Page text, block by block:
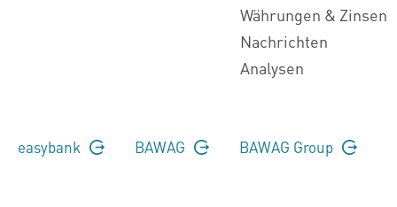
Währungen & Zinsen
Nachrichten
Analysen
easybank BAWAG BAWAG Group